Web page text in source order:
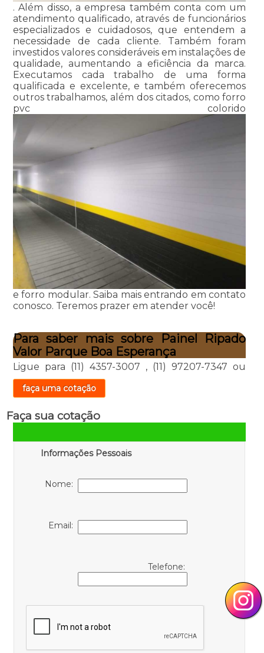
. Além disso, a empresa também conta com um
atendimento qualificado, através de funcionários
especializados e cuidadosos, que entendem a
necessidade de cada cliente. Também foram
investidos valores consideráveis em instalações de
qualidade, aumentando a eficiência da marca.
Executamos cada trabalho de uma forma
qualificada e excelente, e também oferecemos
outros trabalhamos, além dos citados, como forro
pvc colorido
e forro modular. Saiba mais entrando em contato
conosco. Teremos prazer em atender você!
Para saber mais sobre Painel Ripado
Valor Parque Boa Esperança
Ligue para (11) 4357-3007 , (11) 97207-7347 ou
faça uma cotação
Faça sua cotação
Informações Pessoais
Nome:
Email:
Telefone: